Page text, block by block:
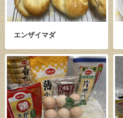
エンザイマダ